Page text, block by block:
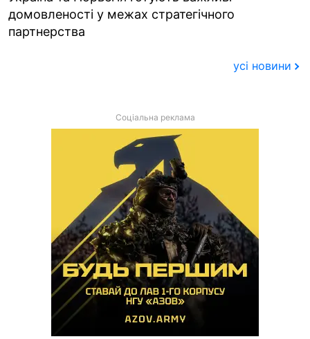
домовленості у межах стратегічного
партнерства
усі новини
Соціальна реклама